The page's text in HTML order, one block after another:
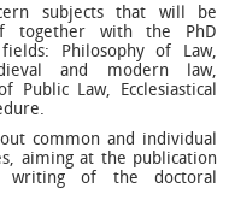
subjects that will be
together with the PhD
Philosophy of Law,
and modern law,
Public Law, Ecclesiastical
common and individual
aiming at the publication
writing of the doctoral